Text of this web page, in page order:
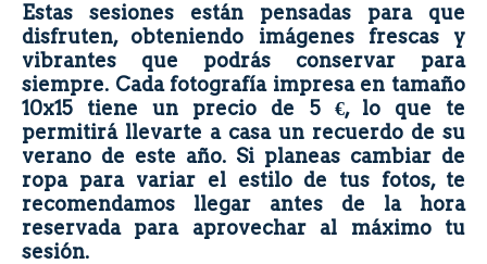
Estas sesiones están pensadas para que
disfruten, obteniendo imágenes frescas y
vibrantes que podrás conservar para
siempre. Cada fotografía impresa en tamaño
10x15 tiene un precio de 5 €, lo que te
permitirá llevarte a casa un recuerdo de su
verano de este año. Si planeas cambiar de
ropa para variar el estilo de tus fotos, te
recomendamos llegar antes de la hora
reservada para aprovechar al máximo tu
sesión.